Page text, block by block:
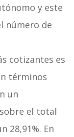
y este
número de
cotizantes es
términos
un
el total
28,91%. En